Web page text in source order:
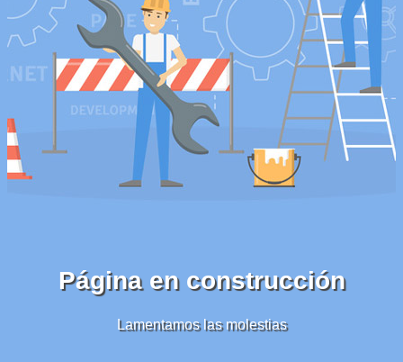
Página en construcción
Lamentamos las molestias